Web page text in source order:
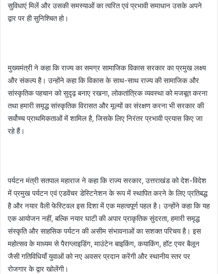
सुविधाएं मिलें और उसकी समस्याओं का त्वरित एवं प्रभावी समाधान उसके अपने
द्वार पर ही सुनिश्चित हो।
मुख्यमंत्री ने कहा कि राज्य का समग्र सामाजिक विकास सरकार का प्रमुख लक्ष्य
और संकल्प है। उन्होंने कहा कि विकास के साथ-साथ राज्य की सामाजिक और
सांस्कृतिक पहचान को सुदृढ़ बनाए रखना, लोकतांत्रिक व्यवस्था को मजबूत करना
तथा हमारी समृद्ध सांस्कृतिक विरासत और मूल्यों का संरक्षण करना भी सरकार की
सर्वोच्च प्राथमिकताओं में शामिल है, जिसके लिए निरंतर प्रभावी प्रयास किए जा
रहे हैं।
पर्यटन मंत्री सतपाल महाराज ने कहा कि राज्य सरकार, उत्तराखंड को देश-विदेश
में प्रमुख पर्यटन एवं एडवेंचर डेस्टिनेशन के रूप में स्थापित करने के लिए प्रतिबद्ध
है और नयार वैली फेस्टिवल इस दिशा में एक महत्वपूर्ण पहल है। उन्होंने कहा कि यह
एक आयोजन नहीं, बल्कि नयार घाटी की अपार प्राकृतिक सुंदरता, हमारी समृद्ध
संस्कृति और साहसिक पर्यटन की असीम संभावनाओं का सशक्त परिचय है। इस
महोत्सव के माध्यम से पैराग्लाइडिंग, माउंटेन बाइकिंग, कयाकिंग, हॉट एयर बैलून
जैसी गतिविधियाँ युवाओं को नए अवसर प्रदान करेंगी और स्थानीय स्तर पर
रोजगार के द्वार खोलेंगी।